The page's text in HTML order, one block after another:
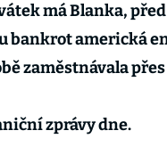
má Blanka,
bankrot americká
zaměstnávala
zprávy dne.